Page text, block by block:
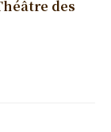
des